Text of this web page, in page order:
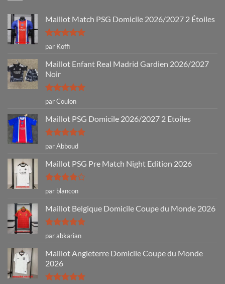
Maillot Match PSG Domicile 2026/2027 2 Étoiles
Note5sur
5
par Koffi
Maillot Enfant Real Madrid Gardien 2026/2027
Noir
Note5sur
5
par Coulon
Maillot PSG Domicile 2026/2027 2 Etoiles
Note5sur
5
par Abboud
Maillot PSG Pre Match Night Edition 2026
Note4
sur 5
par blancon
Maillot Belgique Domicile Coupe du Monde 2026
Note5sur
5
par abkarian
Maillot Angleterre Domicile Coupe du Monde
2026